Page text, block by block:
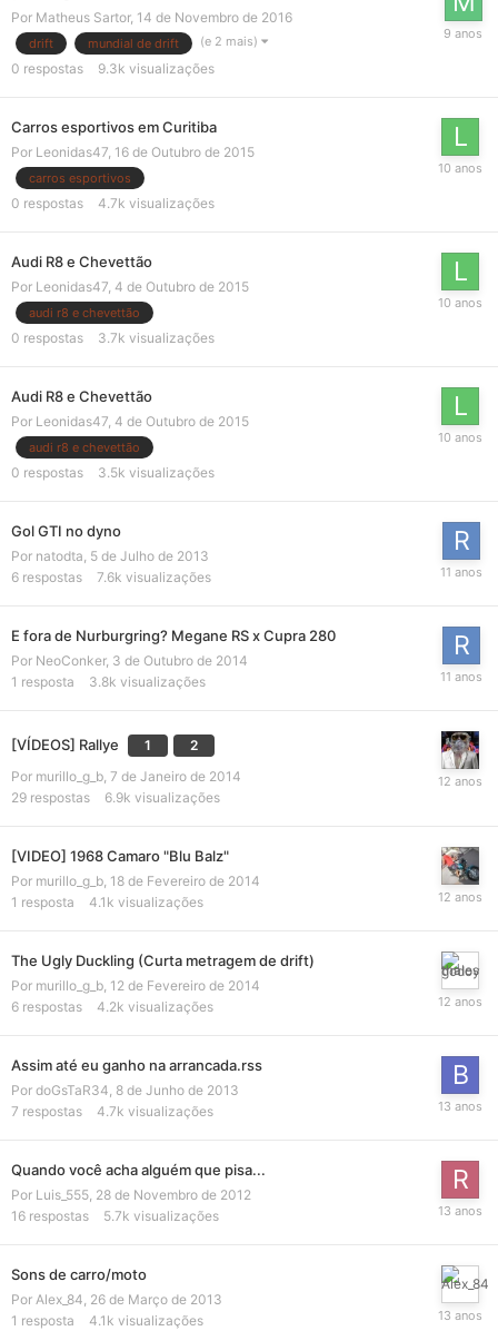
Por Matheus Sartor, 14 de Novembro de 2016
drift mundial de drift (e 2 mais)
0 respostas 9.3k visualizações
Carros esportivos em Curitiba
Por Leonidas47 16 de Outubro de 2015
carros esportivos
0 respostas 4.7k visualizações
Audi R8 e Chevettão
Por Leonidas47 4 de Outubro de 2015
audi r8 e chevettão
0 respostas 3.7k visualizações
Audi R8 e Chevettão
Por Leonidas47, 4 de Outubro de 2015
audi r8 e chevettão
0 respostas 3.5k visualizações
Gol GTI no dyno
Por natodta, 5 de Julho de 2013
6 respostas 7.6k visualizações
E fora de Nurburgring? Megane RS x Cupra 280
Por NeoConker, 3 de Outubro de 2014
1 resposta 3.8k visualizações
[VÍDEOS] Rallye 1
2
Por murillo_g_b, 7 de Janeiro de 2014
29 respostas 6.9k visualizações
[VIDEO] 1968 Camaro "Blu Balz"
Por murillo_g_b, 18 de Fevereiro de 2014
1 resposta 4.1k visualizações
The Ugly Duckling (Curta metragem de drift)
Por murillo_g_b, 12 de Fevereiro de 2014
6 respostas 4.2k visualizações
Assim até eu ganho na arrancada.rss
Por doGsTaR34, 8 de Junho de 2013
7 respostas 4.7k visualizações
Quando você acha alguém que pisa...
Por Luis_555, 28 de Novembro de 2012
16 respostas 5.7k visualizações
Sons de carro/moto
Por Alex_84, 26 de Março de 2013
1 resposta 4.1k visualizações